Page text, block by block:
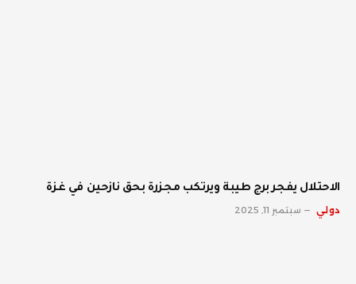
الاحتلال يفجر برج طيبة ويرتكب مجزرة بحق نازحين في غزة
دولي سبتمبر 11, 2025